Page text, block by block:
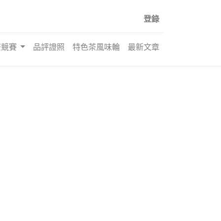
登錄
賽 品評證照 特色茶風味輪 最新文章